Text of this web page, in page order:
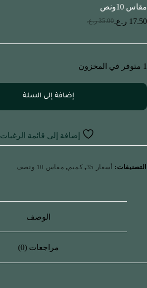
مقاس 10ونص
35.00 ر.ع. 17.50 ر.ع.
1 متوفر في المخزون
إضافة إلى السلة
إضافة إلى قائمة الرغبات
التصنيفات: أسعار 35 , كميم , مقاس 10 ونصف
الوصف
مراجعات (0)